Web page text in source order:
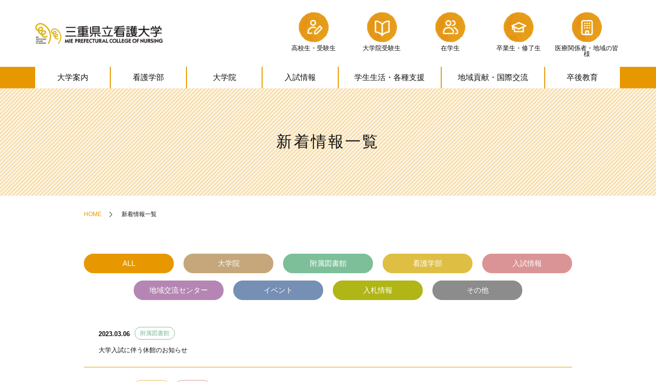
高校生・受験生 大学院受験生 在学生 卒業生・修了生 医療関係者・ 地域の皆
様
大学案内 看護学部 大学院 入試情報 学生生活・各種支援 地域貢献・ 国際交流 卒後教育
新着情報一覧
HOME 新着情報一覧
ALL 大学院 附属図書館 看護学部 入試情報
地域交流センター イベント 入札情報 その他
2023.03.06 附属図書館
大学入試に伴う休館のお知らせ